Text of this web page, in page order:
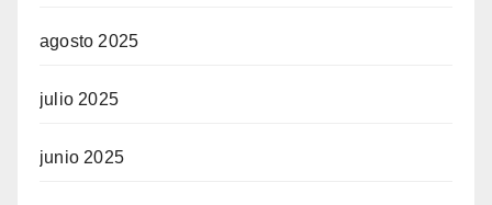
agosto 2025
julio 2025
junio 2025